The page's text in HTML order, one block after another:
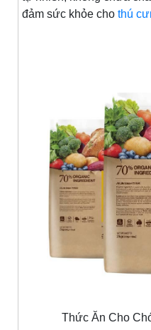
đảm sức khỏe cho thú
Thức Ăn Cho